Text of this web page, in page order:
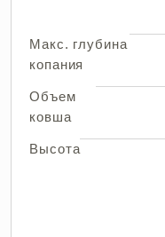
Макс. глубина
копания
Объем
ковша
Высота